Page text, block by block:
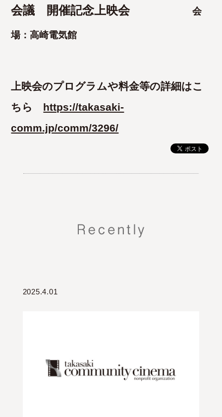
会議 開催記念上映会会
場：高崎電気館
上映会のプログラムや料金等の詳細はこ
ちら https://takasaki-
comm.jp/comm/3296/
2025.4.01